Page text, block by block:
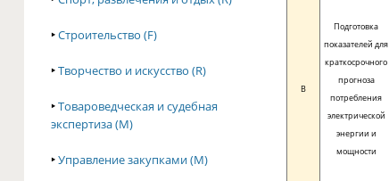
‣Строительство (F)
‣Творчество и искусство (R)
‣Товароведческая и судебная
экспертиза (M)
‣Управление закупками (M)
B
Подготовка
показателей для
краткосрочного
прогноза
потребления
электрической
энергии и
мощности